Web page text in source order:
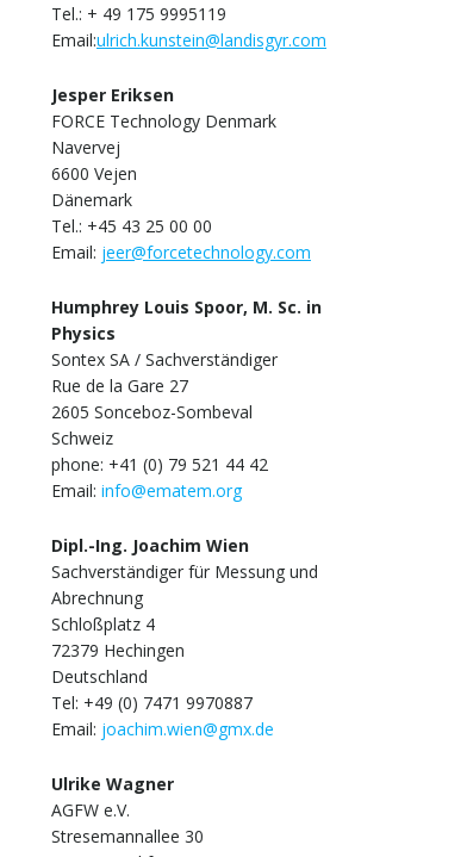
Tel.: + 49 175 9995119
Email:ulrich.kunstein@landisgyr.com
Jesper Eriksen
FORCE Technology Denmark
Navervej
6600 Vejen
Dänemark
Tel.: +45 43 25 00 00
Email: jeer@forcetechnology.com
Humphrey Louis Spoor, M. Sc. in
Physics
Sontex SA / Sachverständiger
Rue de la Gare 27
2605 Sonceboz-Sombeval
Schweiz
phone: +41 (0) 79 521 44 42
Email: info@ematem.org
Dipl.-Ing. Joachim Wien
Sachverständiger für Messung und
Abrechnung
Schloßplatz 4
72379 Hechingen
Deutschland
Tel: +49 (0) 7471 9970887
Email: joachim.wien@gmx.de
Ulrike Wagner
AGFW e.V.
Stresemannallee 30